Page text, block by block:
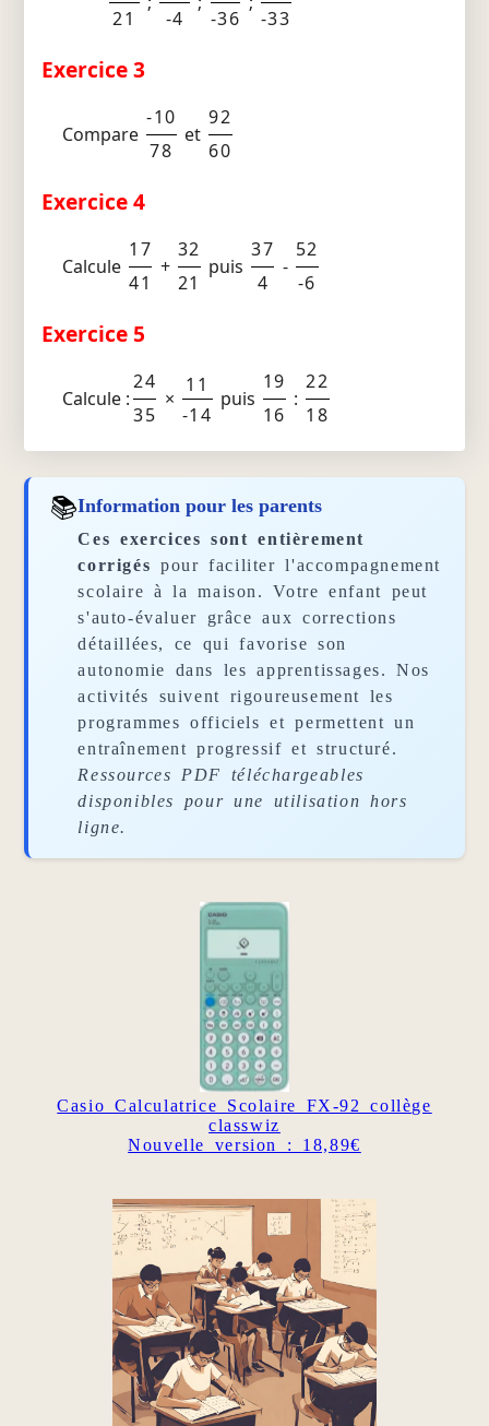
21
-4
-36
-33
Exercice 3
Compare
-10
78
et
92
60
Exercice 4
Calcule
17
41
+
32
21
puis
37
4
-
52
-6
Exercice 5
Calcule :
24
35
×
11
-14
puis
19
16
:
22
18
📚Information pour les parents
Ces exercices sont entièrement
corrigés pour faciliter l'accompagnement
scolaire à la maison. Votre enfant peut
s'auto-évaluer grâce aux corrections
détaillées, ce qui favorise son
autonomie dans les apprentissages. Nos
activités suivent rigoureusement les
programmes officiels et permettent un
entraînement progressif et structuré.
Ressources PDF téléchargeables
disponibles pour une utilisation hors
ligne.
Casio Calculatrice Scolaire FX-92 collège
classwiz
Nouvelle version : 18,89€